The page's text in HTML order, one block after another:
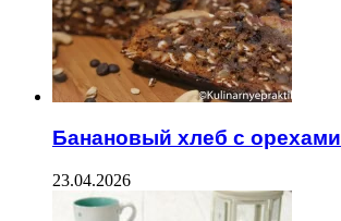
Банановый хлеб с орехами
23.04.2026